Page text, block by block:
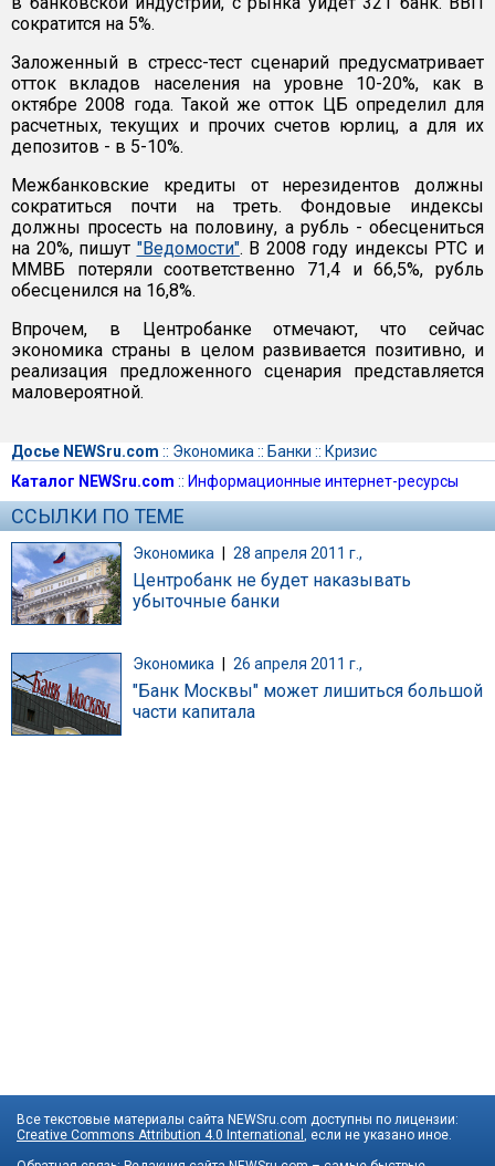
сократится на 5%.
Заложенный в стресс-тест сценарий предусматривает
отток вкладов населения на уровне 10-20%, как в
октябре 2008 года. Такой же отток ЦБ определил для
расчетных, текущих и прочих счетов юрлиц, а для их
депозитов - в 5-10%.
Межбанковские кредиты от нерезидентов должны
сократиться почти на треть. Фондовые индексы
должны просесть на половину, а рубль - обесцениться
на 20%, пишут "Ведомости". В 2008 году индексы РТС и
ММВБ потеряли соответственно 71,4 и 66,5%, рубль
обесценился на 16,8%.
Впрочем, в Центробанке отмечают, что сейчас
экономика страны в целом развивается позитивно, и
реализация предложенного сценария представляется
маловероятной.
Досье NEWSru.com :: Экономика :: Банки :: Кризис
Каталог NEWSru.com :: Информационные интернет-ресурсы
ССЫЛКИ ПО ТЕМЕ
Экономика | 28 апреля 2011 г.,
Центробанк не будет наказывать
убыточные банки
Экономика 26 апреля 2011 г.,
"Банк Москвы" может лишиться большой
части капитала
Все текстовые материалы сайта NEWSru.com доступны по лицензии:
Creative Commons Attribution 4.0 International , если не указано иное.